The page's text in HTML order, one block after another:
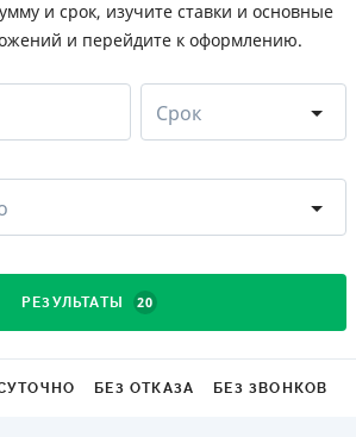
и срок, изучите ставки и основные
и перейдите к оформлению.
Срок
РЕЗУЛЬТАТЫ 20
БЕЗ ОТКАЗА БЕЗ ЗВОНКОВ